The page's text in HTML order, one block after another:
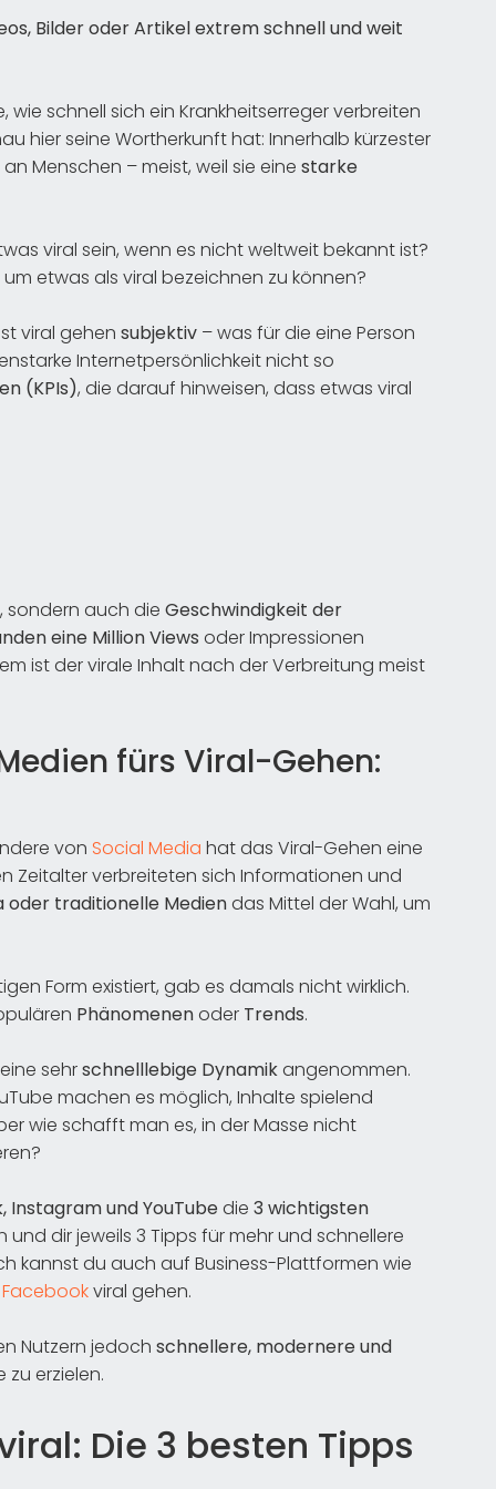
Bilder oder Artikel extrem schnell und weit
schnell sich ein Krankheitserreger verbreiten
hier seine Wortherkunft hat: Innerhalb kürzester
Menschen – meist, weil sie eine starke
viral sein, wenn es nicht weltweit bekannt ist?
um etwas als viral bezeichnen zu können?
viral gehen subjektiv – was für die eine Person
Internetpersönlichkeit nicht so
(KPIs), die darauf hinweisen, dass etwas viral
sondern auch die Geschwindigkeit der
eine Million Views oder Impressionen
ist der virale Inhalt nach der Verbreitung meist
fürs Viral-Gehen:
von Social Media hat das Viral-Gehen eine
Zeitalter verbreiteten sich Informationen und
oder traditionelle Mediendas Mittel der Wahl, um
Form existiert, gab es damals nicht wirklich.
Phänomenenoder Trends.
sehrschnelllebige Dynamikangenommen.
machen es möglich, Inhalte spielend
wie schafft man es, in der Masse nicht
Instagram und YouTubedie 3 wichtigsten
und dir jeweils 3 Tipps für mehr und schnellere
kannst du auch auf Business-Plattformen wie
Facebookviral gehen.
Nutzern jedoch schnellere, modernere und
zu erzielen.
Die 3 besten Tipps